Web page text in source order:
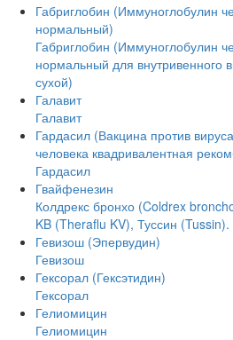
Габриглобин (Иммуноглобулин
нормальный)
Габриглобин (Иммуноглобулин
нормальный для внутривенного
сухой)
Галавит
Галавит
Гардасил (Вакцина против
человека квадривалентная
Гардасил
Гвайфенезин
Колдрекс бронхо (Coldrex
KB (Theraflu KV), Туссин (Tussin).
Гевизош (Эпервудин)
Гевизош
Гексорал (Гексэтидин)
Гексорал
Гелиомицин
Гелиомицин